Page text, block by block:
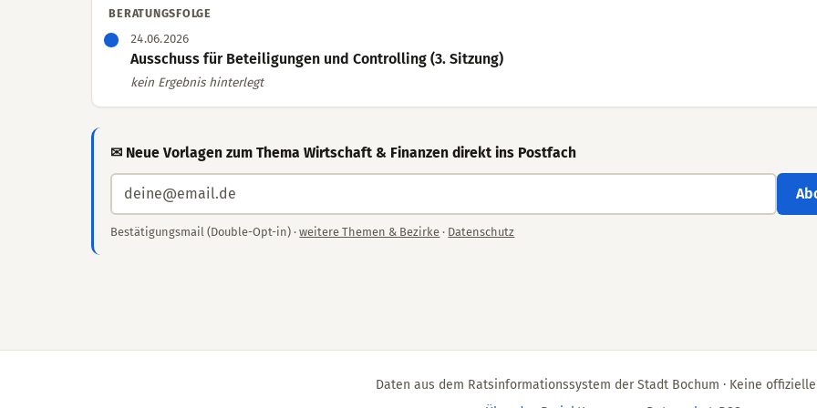
BERATUNGSFOLGE
24.06.2026
Ausschuss für Beteiligungen und Controlling (3. Sitzung)
kein Ergebnis hinterlegt
✉ Neue Vorlagen zum Thema Wirtschaft & Finanzen direkt ins Postfach
Bestätigungsmail (Double-Opt-in) ·weitere Themen & Bezirke · Datenschutz
Daten aus dem Ratsinformationssystem der Stadt Bochum · Keine